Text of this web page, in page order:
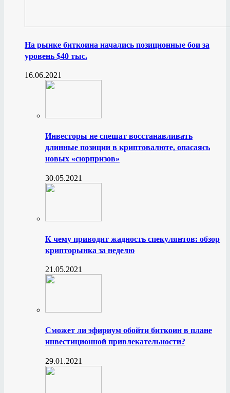
На рынке биткоина начались позиционные бои за
уровень $40 тыс.
16.06.2021
Инвесторы не спешат восстанавливать
длинные позиции в криптовалюте, опасаясь
новых «сюрпризов»
30.05.2021
К чему приводит жадность спекулянтов: обзор
крипторынка за неделю
21.05.2021
Сможет ли эфириум обойти биткоин в плане
инвестиционной привлекательности?
29.01.2021